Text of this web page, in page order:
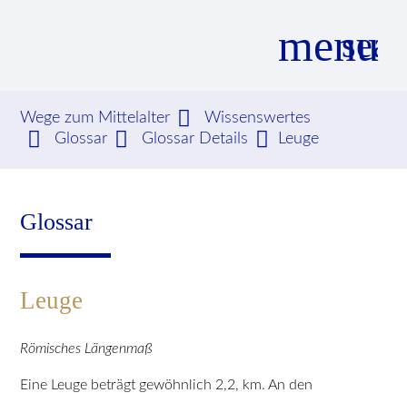
menu
Suchbegriffe SUCHEN
Wege zum Mittelalter
Wissenswertes
Glossar
Glossar Details Leuge
Glossar
Leuge
Römisches Längenmaß
Eine Leuge beträgt gewöhnlich 2,2, km. An den